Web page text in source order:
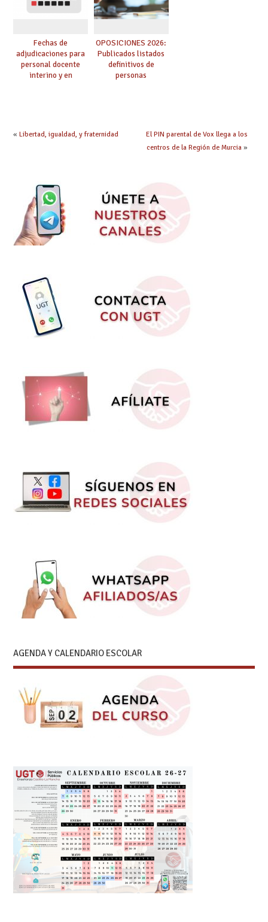
Fechas de
adjudicaciones para
personal docente
interino y en
OPOSICIONES 2026:
Publicados listados
definitivos de
personas
« Libertad, igualdad, y fraternidad
El PIN parental de Vox llega a los
centros de la Región de Murcia»
AGENDA Y CALENDARIO ESCOLAR